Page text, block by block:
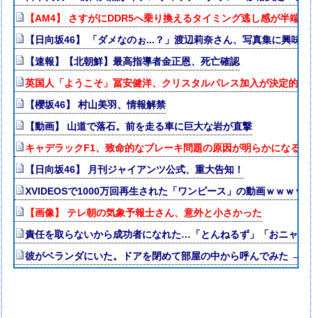
【AM4】 さすがにDDR5へ乗り換えるタイミング逃し感が半端な
【日向坂46】 「ダメなのぉ...？」渡辺莉奈さん、写真集に興味
【速報】【北朝鮮】最高指導者金正恩、死亡確認
英国人「ようこそ」冨安健洋、クリスタルパレス加入が決定的
【櫻坂46】 村山美羽、情報解禁
【動画】 山道で落石。前を走る車に巨大な岩が直撃
キャデラックF1、致命的なブレーキ問題の原因が明らかになる
【日向坂46】 月刊ジャイアンツ公式、重大告知！
XVIDEOSで1000万回再生された「ワンピース」の動画ｗｗｗｗ
【画像】 テレ朝の気象予報士さん、意外と小さかった
責任を取らないから成功者になれた…「とんねるず」「おニャ
彼がベランダにいた。ドアを閉めて部屋の中から呼んでみた →